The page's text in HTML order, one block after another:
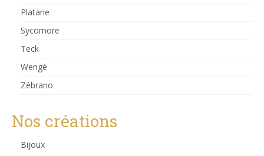
Platane
Sycomore
Teck
Wengé
Zébrano
Nos créations
Bijoux